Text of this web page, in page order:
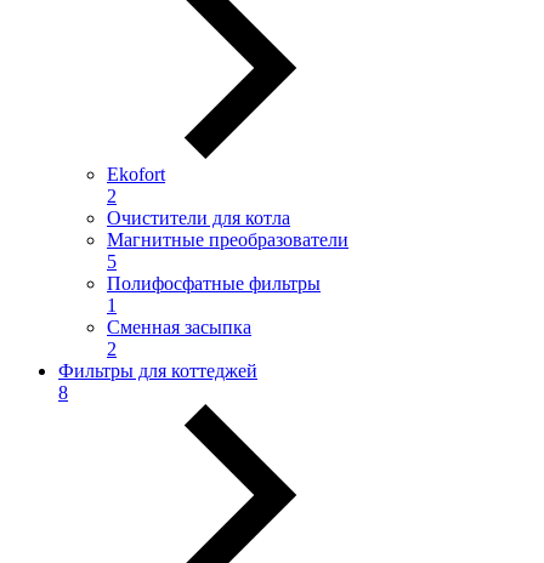
Ekofort
2
Очистители для котла
Магнитные преобразователи
5
Полифосфатные фильтры
1
Сменная засыпка
2
Фильтры для коттеджей
8